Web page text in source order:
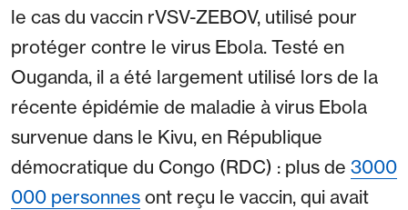
le cas du vaccin rVSV-ZEBOV, utilisé pour
protéger contre le virus Ebola. Testé en
Ouganda, il a été largement utilisé lors de la
récente épidémie de maladie à virus Ebola
survenue dans le Kivu, en République
démocratique du Congo (RDC) : plus de 3000
000 personnes ont reçu le vaccin, qui avait